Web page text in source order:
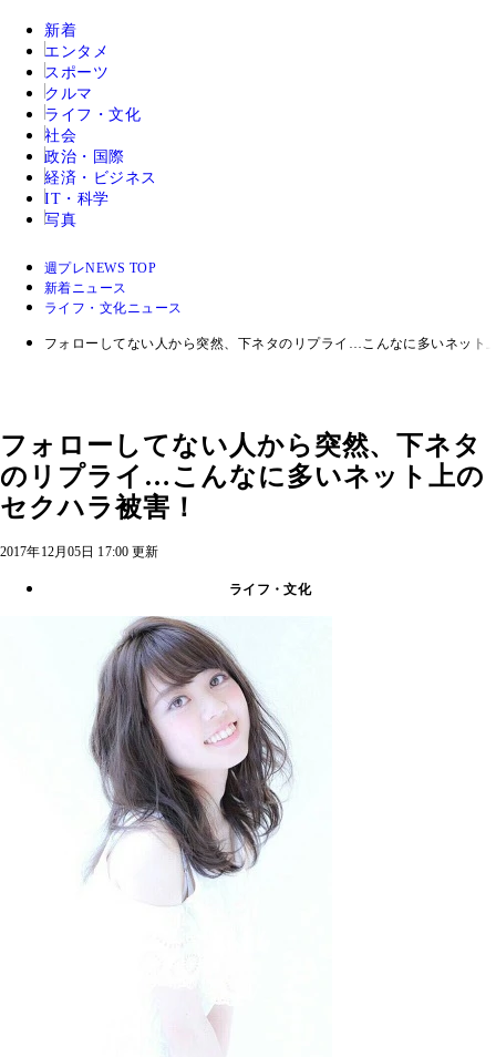
新着
エンタメ
スポーツ
クルマ
ライフ・文化
社会
政治・国際
経済・ビジネス
IT・科学
写真
週プレNEWS TOP
新着ニュース
ライフ・文化ニュース
フォローしてない人から突然、下ネタのリプライ…こんなに多いネット
フォローしてない人から突然、下ネタ
のリプライ…こんなに多いネット上の
セクハラ被害！
2017年12月05日 17:00 更新
ライフ・文化